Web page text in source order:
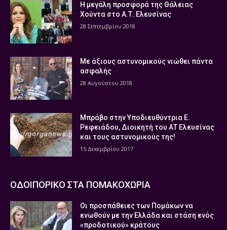
Η μεγάλη προσφορά της Θάλειας
Χούντα στο Α.Τ. Ελευσίνας
28 Σεπτεμβρίου 2018
Με άξιους αστυνομικούς νιώθει πάντα
ασφαλής
28 Αυγούστου 2018
Μπράβο στην Υποδιευθύντρια Ε.
Ρεφειάδου, Διοικητή του ΑΤ Ελευσίνας
και τους αστυνομικούς της!
15 Δεκεμβρίου 2017
ΟΔΟΙΠΟΡΙΚΟ ΣΤΑ ΠΟΜΑΚΟΧΩΡΙΑ
Οι προσπάθειες των Πομάκων να
ενωθούν με την Ελλάδα και στάση ενός
«προδοτικού» κράτους